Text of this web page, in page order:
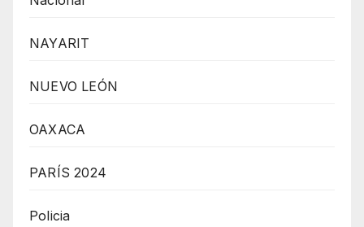
NAYARIT
NUEVO LEÓN
OAXACA
PARÍS 2024
Policia